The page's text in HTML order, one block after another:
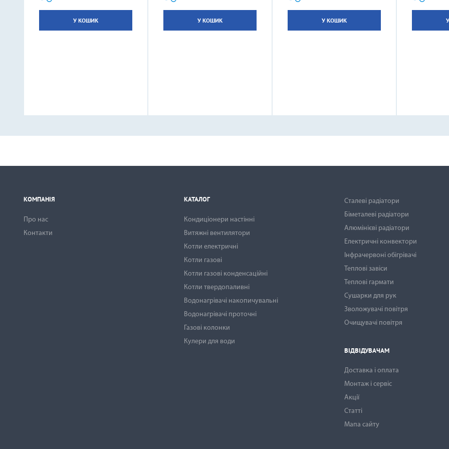
У КОШИК У КОШИК У КОШИК
КОМПАНІЯ
Про нас
Контакти
КАТАЛОГ
Кондиціонери настінні
Витяжні вентилятори
Котли електричні
Котли газові
Котли газові конденсаційні
Котли твердопаливні
Водонагрівачі накопичувальні
Водонагрівачі проточні
Газові колонки
Кулери для води
Сталеві радіатори
Біметалеві радіатори
Алюмінієві радіатори
Електричні конвектори
Інфрачервоні обігрівачі
Теплові завіси
Теплові гармати
Сушарки для рук
Зволожувачі повітря
Очищувачі повітря
ВІДВІДУВАЧАМ
Доставка і оплата
Монтаж і сервіс
Акції
Статті
Мапа сайту